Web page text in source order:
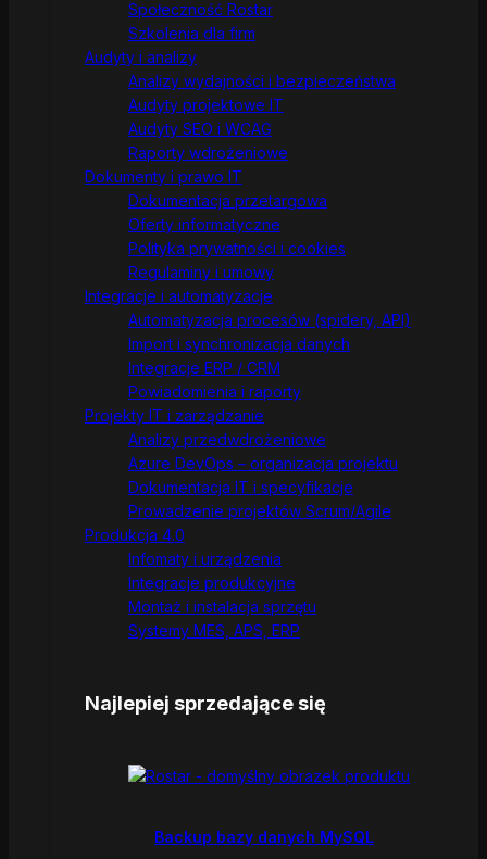
Społeczność Rostar
Szkolenia dla firm
Audyty i analizy
Analizy wydajności i bezpieczeństwa
Audyty projektowe IT
Audyty SEO i WCAG
Raporty wdrożeniowe
Dokumenty i prawo IT
Dokumentacja przetargowa
Oferty informatyczne
Polityka prywatności i cookies
Regulaminy i umowy
Integracje i automatyzacje
Automatyzacja procesów (spidery, API)
Import i synchronizacja danych
Integracje ERP / CRM
Powiadomienia i raporty
Projekty IT i zarządzanie
Analizy przedwdrożeniowe
Azure DevOps – organizacja projektu
Dokumentacja IT i specyfikacje
Prowadzenie projektów Scrum/Agile
Produkcja 4.0
Infomaty i urządzenia
Integracje produkcyjne
Montaż i instalacja sprzętu
Systemy MES, APS, ERP
Najlepiej sprzedające się
Backup bazy danych MySQL